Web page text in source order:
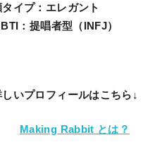
タイプ：エレガン ト
：提唱者型（INFJ）
しいプロフィールはこちら↓
Making Rabbit とは？